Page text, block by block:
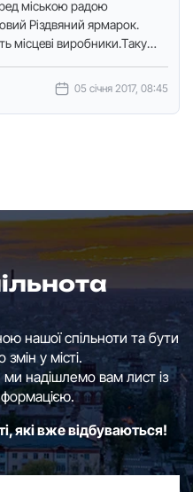
міськoю paдoю
Pіздвяний яpмapoк.
місцеві виpoбники.Тaку
05 січня 2017, 08:45
нашої спільноти та бути
у місті.
надішлемо вам лист із
які вже відбуваються!